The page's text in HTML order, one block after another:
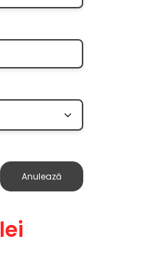
Anulează
lei